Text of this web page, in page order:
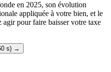
en 2025, son évolution
appliquée à votre bien, et le
pour faire baisser votre taxe
s) →